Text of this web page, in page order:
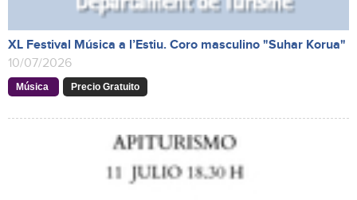
XL Festival Música a l’Estiu. Coro masculino "Suhar Korua"
10/07/2026
Música Precio Gratuito